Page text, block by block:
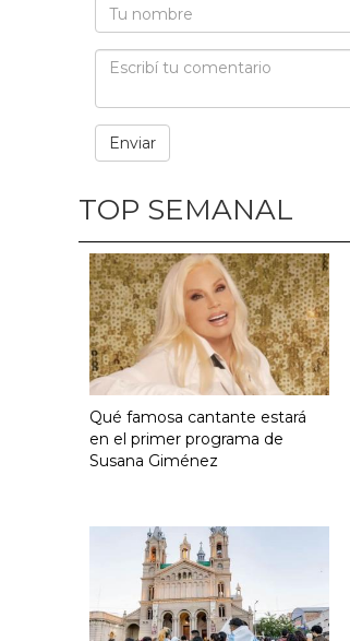
TOP SEMANAL
Qué famosa cantante estará
en el primer programa de
Susana Giménez